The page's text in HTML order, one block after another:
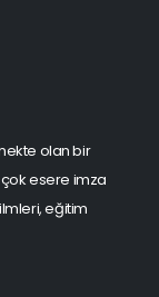
olan bir
esere imza
eğitim